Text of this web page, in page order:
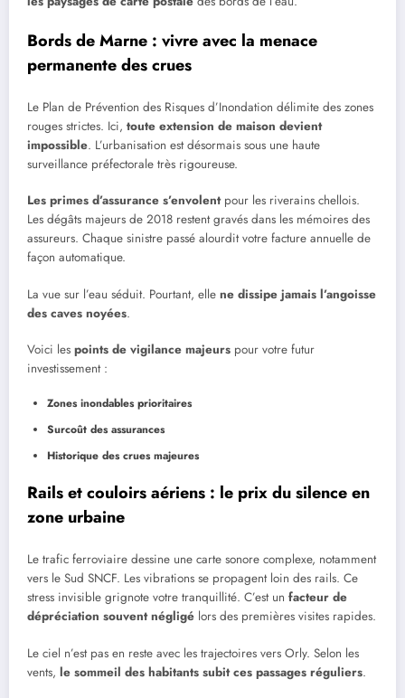
Bords de Marne : vivre avec la menace
permanente des crues
Le Plan de Prévention des Risques d’Inondation délimite des zones
rouges strictes. Ici, toute extension de maison devient
impossible. L’urbanisation est désormais sous une haute
surveillance préfectorale très rigoureuse.
Les primes d’assurance s’envolentpour les riverains chellois.
Les dégâts majeurs de 2018 restent gravés dans les mémoires des
assureurs. Chaque sinistre passé alourdit votre facture annuelle de
façon automatique.
La vue sur l’eau séduit. Pourtant, elle ne dissipe jamais l’angoisse
des caves noyées.
Voici les points de vigilance majeurs pour votre futur
investissement :
Zones inondables prioritaires
Surcoût des assurances
Historique des crues majeures
Rails et couloirs aériens : le prix du silence en
zone urbaine
Le trafic ferroviaire dessine une carte sonore complexe, notamment
vers le Sud SNCF. Les vibrations se propagent loin des rails. Ce
stress invisible grignote votre tranquillité. C’est un facteur de
dépréciation souvent négligé lors des premières visites rapides.
Le ciel n’est pas en reste avec les trajectoires vers Orly. Selon les
vents, le sommeil des habitants subit ces passages réguliers.